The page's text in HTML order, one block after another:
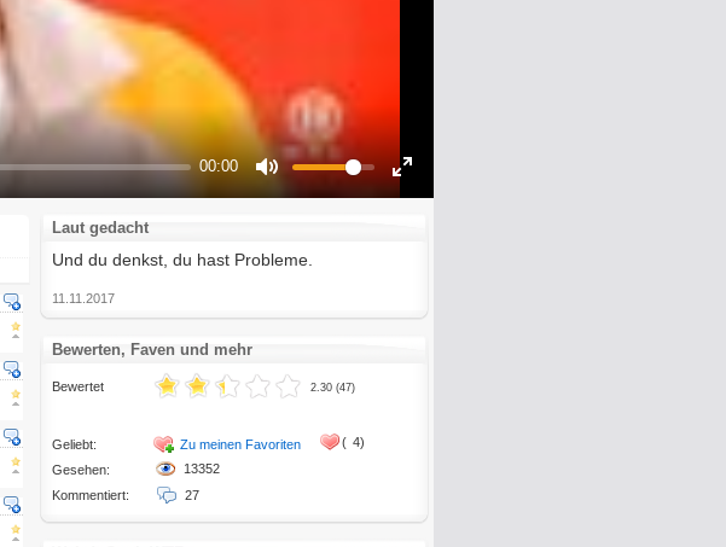
00:00
Laut gedacht
Und du denkst, du hast Probleme.
11.11.2017
Bewerten, Faven und mehr
Bewertet
Geliebt:
Gesehen:
Kommentiert:
2.30 (47)
Zu meinen Favoriten
13352
27
( 4)